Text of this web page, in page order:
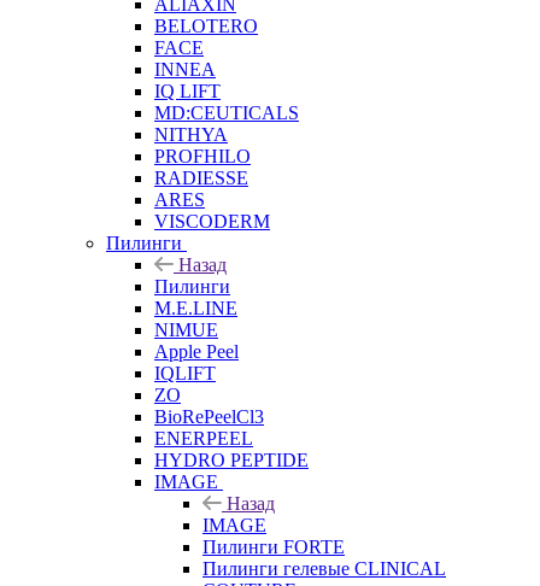
ALIAXIN
BELOTERO
FACE
INNEA
IQ LIFT
MD:CEUTICALS
NITHYA
PROFHILO
RADIESSE
ARES
VISCODERM
Пилинги
Назад
Пилинги
M.E.LINE
NIMUE
Apple Peel
IQLIFT
ZO
BioRePeelCl3
ENERPEEL
HYDRO PEPTIDE
IMAGE
Назад
IMAGE
Пилинги FORTE
Пилинги гелевые CLINICAL